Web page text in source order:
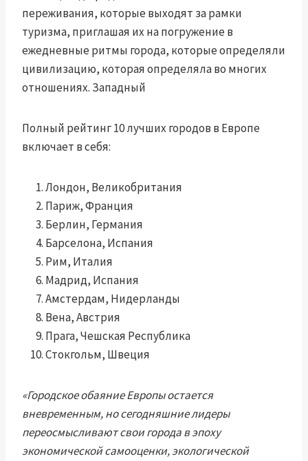
переживания, которые выходят за рамки
туризма, приглашая их на погружение в
ежедневные ритмы города, которые определяли
цивилизацию, которая определяла во многих
отношениях. Западный
Полный рейтинг 10 лучших городов в Европе
включает в себя:
Лондон, Великобритания
Париж, Франция
Берлин, Германия
Барселона, Испания
Рим, Италия
Мадрид, Испания
Амстердам, Нидерланды
Вена, Австрия
Прага, Чешская Республика
Стокгольм, Швеция
«Городское обаяние Европы остается
вневременным, но сегодняшние лидеры
переосмысливают свои города в эпоху
экономической самооценки, экологической